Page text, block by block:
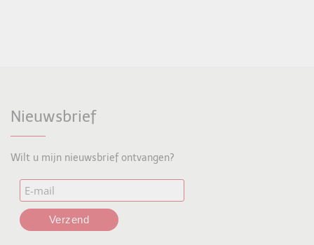
Nieuwsbrief
Wilt u mijn nieuwsbrief ontvangen?